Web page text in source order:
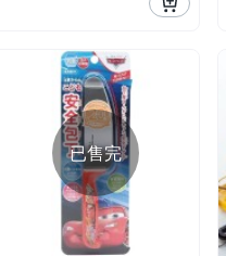
已售完